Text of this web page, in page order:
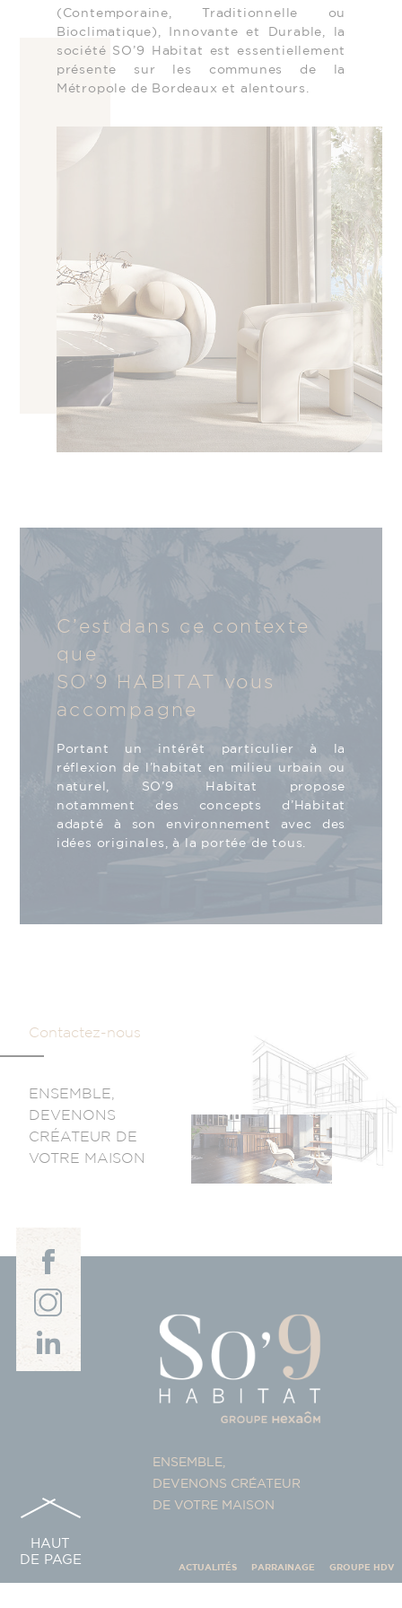
(Contemporaine, Traditionnelle ou
Bioclimatique), Innovante et Durable, la
société SO’9 Habitat est essentiellement
présente sur les communes de la
Métropole de Bordeaux et alentours.
C’est dans ce contexte
que
SO’9 HABITAT vous
accompagne
Portant un intérêt particulier à la
réflexion de l’habitat en milieu urbain ou
naturel, SO’9 Habitat propose
notamment des concepts d’Habitat
adapté à son environnement avec des
idées originales, à la portée de tous.
Contactez-nous
ENSEMBLE,
DEVENONS
CRÉATEUR DE
VOTRE MAISON
ENSEMBLE,
DEVENONS CRÉATEUR
DE VOTRE MAISON
ACTUALITÉS PARRAINAGE GROUPE HDV
HAUT
DE PAGE